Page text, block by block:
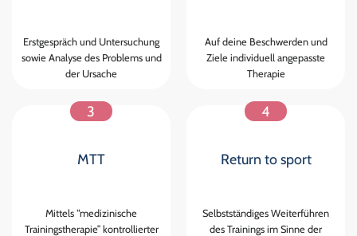
Erstgespräch und Untersuchung
sowie Analyse des Problems und
der Ursache
Auf deine Beschwerden und
Ziele individuell angepasste
Therapie
3
MTT
Mittels “medizinische
Trainingstherapie” kontrollierter
4
Return to sport
Selbstständiges Weiterführen
des Trainings im Sinne der